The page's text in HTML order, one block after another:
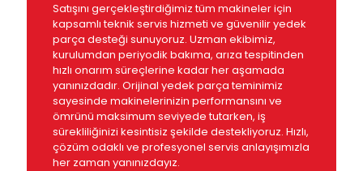
Satışını gerçekleştirdiğimiz tüm makineler için
kapsamlı teknik servis hizmeti ve güvenilir yedek
parça desteği sunuyoruz. Uzman ekibimiz,
kurulumdan periyodik bakıma, arıza tespitinden
hızlı onarım süreçlerine kadar her aşamada
yanınızdadır. Orijinal yedek parça teminimiz
sayesinde makinelerinizin performansını ve
ömrünü maksimum seviyede tutarken, iş
sürekliliğinizi kesintisiz şekilde destekliyoruz. Hızlı,
çözüm odaklı ve profesyonel servis anlayışımızla
her zaman yanınızdayız.